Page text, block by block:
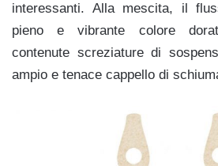
interessanti. Alla mescita, il
pieno e vibrante colore
contenute screziature di
ampio e tenace cappello di schi